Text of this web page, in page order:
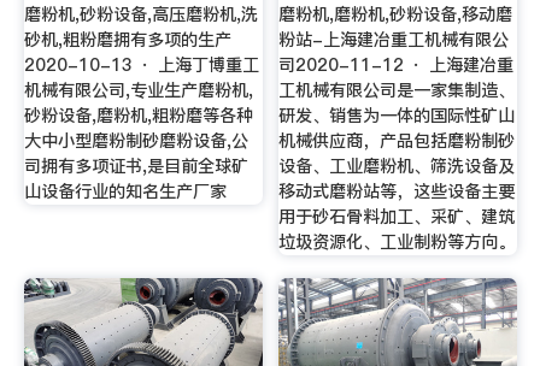
磨粉机,砂粉设备,高压磨粉机,洗
砂机,粗粉磨拥有多项的生产
2020-10-13 · 上海丁博重工
机械有限公司,专业生产磨粉机,
砂粉设备,磨粉机,粗粉磨等各种
大中小型磨粉制砂磨粉设备,公
司拥有多项证书,是目前全球矿
山设备行业的知名生产厂家
磨粉机,磨粉机,砂粉设备,移动磨
粉站-上海建冶重工机械有限公
司2020-11-12 · 上海建冶重
工机械有限公司是一家集制造、
研发、销售为一体的国际性矿山
机械供应商，产品包括磨粉制砂
设备、工业磨粉机、筛洗设备及
移动式磨粉站等，这些设备主要
用于砂石骨料加工、采矿、建筑
垃圾资源化、工业制粉等方向。